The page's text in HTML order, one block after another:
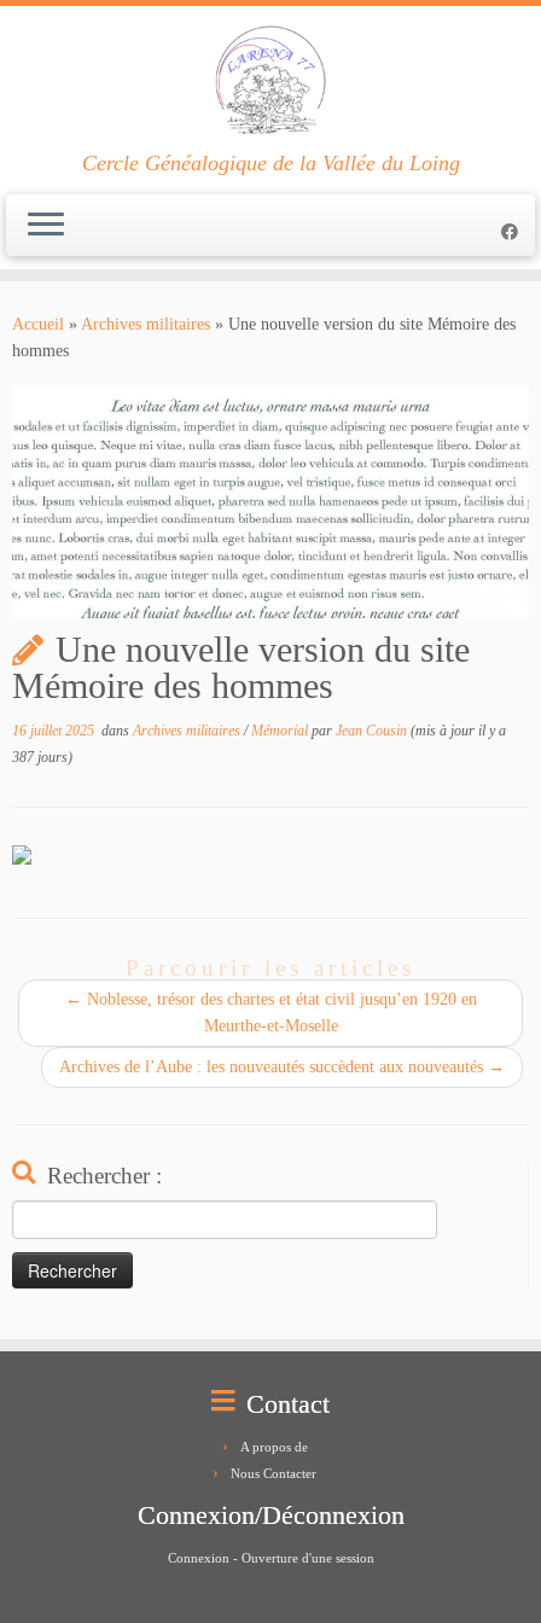
contenu
Cercle Généalogique de la Vallée du Loing
Accueil » Archives militaires » Une nouvelle version du site Mémoire des
hommes
Une nouvelle version du site
Mémoire des hommes
16 juillet 2025 dansArchives militaires/Mémorial par Jean Cousin (mis à jour il y a
387 jours)
Parcourir les articles
← Noblesse, trésor des chartes et état civil jusqu’en 1920 en
Meurthe-et-Moselle
Archives de l’Aube : les nouveautés succèdent aux nouveautés →
Rechercher :
Contact
A propos de
Nous Contacter
Connexion/Déconnexion
Connexion - Ouverture d'une session